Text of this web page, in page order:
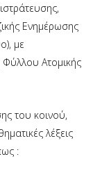
Ενημέρωσης
με
Ατομικής
του κοινού,
λέξεις
: